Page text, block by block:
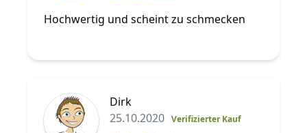
Hochwertig und scheint zu schmecken
Dirk
25.10.2020 Verifizierter Kauf